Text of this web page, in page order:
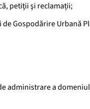
petiţii şi reclamații;
Gospodărire Urbană
administrare a